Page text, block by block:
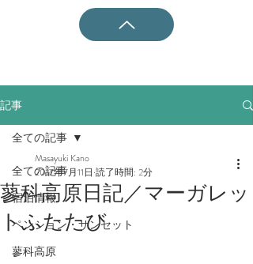
記事
全ての記事
宿泊情報
ペンション・サンセット
蓼科高原
全ての記事
蓼科高原日記／マーガレッ
トふたたび
Masayuki Kano
2017年7月11日 読了時間: 2分